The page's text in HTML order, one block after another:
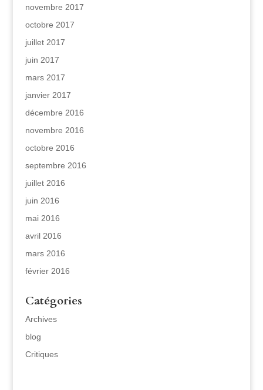
novembre 2017
octobre 2017
juillet 2017
juin 2017
mars 2017
janvier 2017
décembre 2016
novembre 2016
octobre 2016
septembre 2016
juillet 2016
juin 2016
mai 2016
avril 2016
mars 2016
février 2016
Catégories
Archives
blog
Critiques